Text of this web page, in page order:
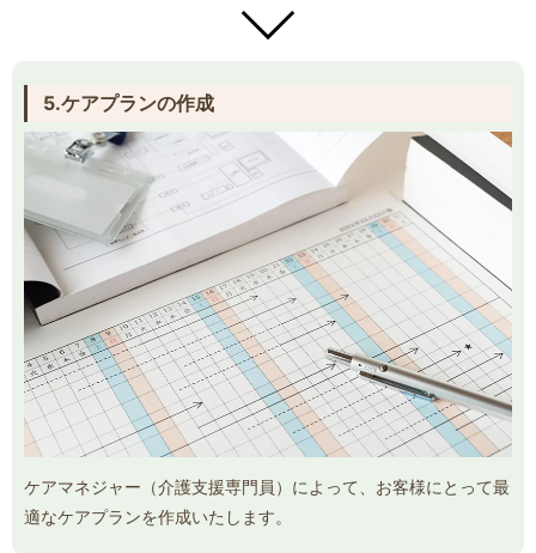
5.ケアプランの作成
ケアマネジャー（介護支援専門員）によって、お客様にとって最
適なケアプランを作成いたします。